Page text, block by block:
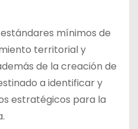
mínimos de
territorial y
de la creación de
a identificar y
estratégicos para la